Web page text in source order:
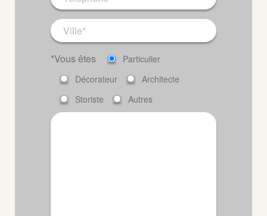
*Vous êtes
Particulier
Décorateur
Architecte
Storiste
Autres